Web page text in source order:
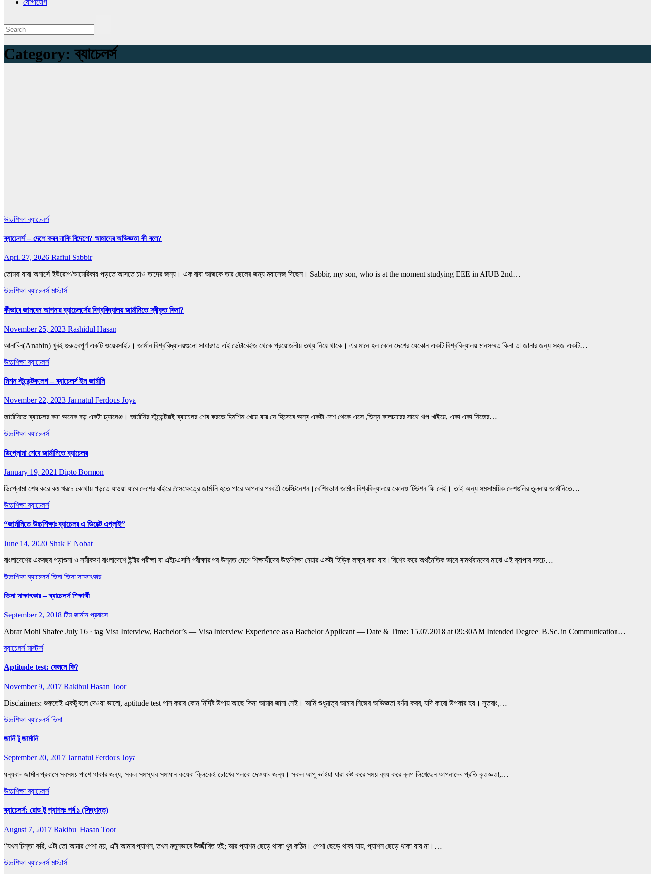
যোগাযোগ
Category:ব্যাচেলর্স
উচ্চশিক্ষাব্যাচেলর্স
ব্যাচেলর্স – দেশে করব নাকি বিদেশে? আমাদের অভিজ্ঞতা কী বলে?
April 27, 2026 Rafiul Sabbir
তোমরা যারা অনার্সে ইউরোপ/আমেরিকায় পড়তে আসতে চাও তাদের জন্য। এক বাবা আজকে তার ছেলের জন্য ম্যাসেজ দিছেন। Sabbir, my son, who is at the moment studying EEE in AIUB 2nd…
উচ্চশিক্ষাব্যাচেলর্সমাস্টার্স
কীভাবে জানবেন আপনার ব্যাচেলর্সের বিশ্ববিদ্যালয় জার্মানিতে স্বীকৃত কিনা?
November 25, 2023 Rashidul Hasan
আনাবিন(Anabin) খুবই গুরুত্বপূর্ণ একটি ওয়েবসাইট। জার্মান বিশ্ববিদ্যালয়গুলো সাধারণত এই ডেটাবেইজ থেকে প্রয়োজনীয় তথ্য নিয়ে থাকে। এর মানে হল কোন দেশের যেকোন একটি বিশ্ববিদ্যালয় মানসম্মত কিনা তা জানার জন্য সহজ একটি…
উচ্চশিক্ষাব্যাচেলর্স
মিশন স্টুডেন্টকলেগ – ব্যাচেলর্স ইন জার্মানি
November 22, 2023 Jannatul Ferdous Joya
জার্মানিতে ব্যাচেলর করা অনেক বড় একটা চ্যালেঞ্জ। জার্মানির স্টুডেন্টরাই ব্যাচেলর শেষ করতে হিমশিম খেয়ে যায় সে হিসেবে অন্য একটা দেশ থেকে এসে ,ভিন্ন কালচারের সাথে খাপ খাইয়ে, একা একা নিজের…
উচ্চশিক্ষাব্যাচেলর্স
ডিপ্লোমা শেষে জার্মানিতে ব্যাচেলর
January 19, 2021 Dipto Bormon
ডিপ্লোমা শেষ করে কম খরচে কোথায় পড়তে যাওয়া যাবে দেশের বাইরে ?সেক্ষেত্রে জার্মানি হতে পারে আপনার পরবর্তী ডেস্টিনেশন।বেশিরভাগ জার্মান বিশ্ববিদ্যালয়ে কোনও টিউশন ফি নেই। তাই অন্য সমসাময়িক দেশগুলির তুলনায় জার্মানিতে…
উচ্চশিক্ষাব্যাচেলর্স
“জার্মানিতে উচ্চশিক্ষাঃ ব্যাচেলর এ ডিরেক্ট এপ্লাই”
June 14, 2020 Shak E Nobat
বাংলাদেশের একবছর পড়াশুনা ও সমীকরণ বাংলাদেশে ইন্টার পরীক্ষা বা এইচএসসি পরীক্ষার পর উন্নত দেশে শিক্ষার্থীদের উচ্চশিক্ষা নেয়ার একটা হিড়িক লক্ষ্য করা যায়।বিশেষ করে অর্থনৈতিক ভাবে সামর্থবানদের মাঝে এই ব্যাপার সবচে…
উচ্চশিক্ষাব্যাচেলর্সভিসা ভিসা সাক্ষাৎকার
ভিসা সাক্ষাৎকার – ব্যাচেলর্স শিক্ষার্থী
September 2, 2018 টিম জার্মান প্রবাসে
Abrar Mohi Shafee July 16 · tag Visa Interview, Bachelor’s — Visa Interview Experience as a Bachelor Applicant — Date & Time: 15.07.2018 at 09:30AM Intended Degree: B.Sc. in Communication…
ব্যাচেলর্সমাস্টার্স
Aptitude test: কেমনে কি?
November 9, 2017 Rakibul Hasan Toor
Disclaimers: শুরুতেই একটু বলে দেওয়া ভালো, aptitude test পাস করার কোন নির্দিষ্ট উপায় আছে কিনা আমার জানা নেই। আমি শুধুমাত্র আমার নিজের অভিজ্ঞতা বর্ণনা করব, যদি কারো উপকার হয়। সুতরাং,…
উচ্চশিক্ষাব্যাচেলর্সভিসা
জার্নি টু জার্মানি
September 20, 2017 Jannatul Ferdous Joya
ধন্যবাদ জার্মান প্রবাসে সবসময় পাশে থাকার জন্য, সকল সমস্যার সমাধান কয়েক ক্লিকেই চোখের পলকে দেওয়ার জন্য। সকল আপু ভাইয়া যারা কষ্ট করে সময় ব্যয় করে ব্লগ লিখেছেন আপনাদের প্রতি কৃতজ্ঞতা,…
উচ্চশিক্ষাব্যাচেলর্স
ব্যাচেলর্স: রোড টু প্যাশনঃ পর্ব ১ (সিদ্ধান্ত)
August 7, 2017 Rakibul Hasan Toor
“যখন চিন্তা করি, এটা তো আমার পেশা নয়, এটা আমার প্যাশন, তখন নতুনভাবে উজ্জীবিত হই; আর প্যাশন ছেড়ে থাকা খুব কঠিন। পেশা ছেড়ে থাকা যায়, প্যাশন ছেড়ে থাকা যায় না।…
উচ্চশিক্ষাব্যাচেলর্সমাস্টার্স